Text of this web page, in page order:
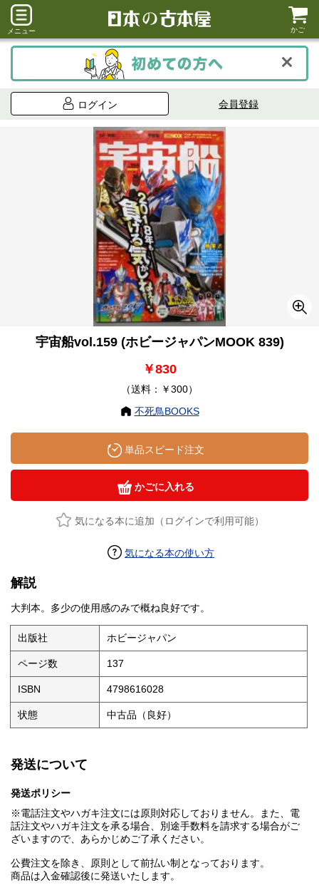
メニュー かご
ログイン 会員登録
宇宙船vol.159 (ホビージャパンMOOK 839)
￥830
（送料：￥300）
不死鳥BOOKS
単品スピード注文
かごに入れる
気になる本に追加（ログインで利用可能）
気になる本の使い方
解説
大判本。多少の使用感のみで概ね良好です。
出版社 ホビージャパン
ページ数 137
ISBN 4798616028
状態 中古品（良好）
発送について
発送ポリシー
※電話注文やハガキ注文には原則対応しておりません。また、電
話注文やハガキ注文を承る場合、別途手数料を請求する場合がご
ざいますので、あらかじめご了承ください。
公費注文を除き、原則として前払い制となっております。
商品は入金確認後に発送いたします。